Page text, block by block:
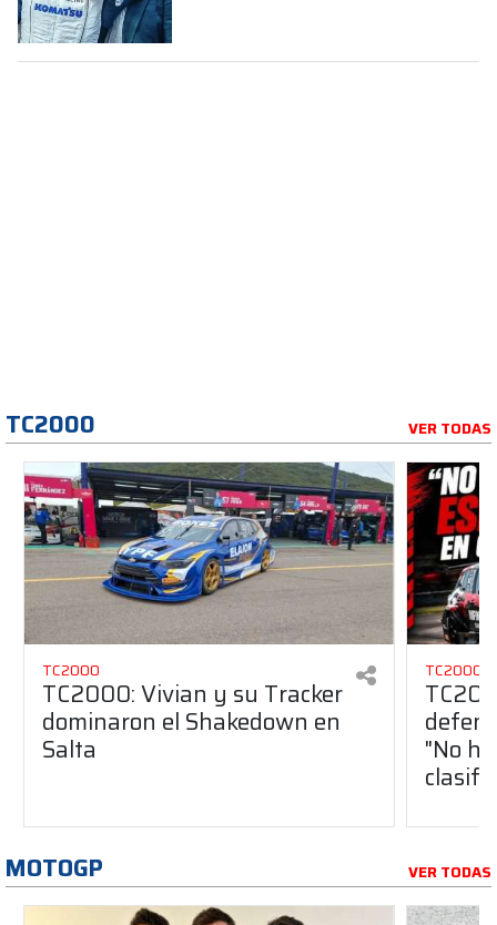
TC2000 VER TODAS
TC2000
TC2000: Vivian y su Tracker
dominaron el Shakedown en
Salta
TC2000
"No
MOTOGP VER TODAS